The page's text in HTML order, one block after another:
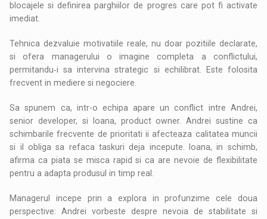
blocajele si definirea parghiilor de progres care pot fi activate
imediat.
Tehnica dezvaluie motivatiile reale, nu doar pozitiile declarate,
si ofera managerului o imagine completa a conflictului,
permitandu‑i sa intervina strategic si echilibrat. Este folosita
frecvent in mediere si negociere.
Sa spunem ca, intr-o echipa apare un conflict intre Andrei,
senior developer, si Ioana, product owner. Andrei sustine ca
schimbarile frecvente de prioritati ii afecteaza calitatea muncii
si il obliga sa refaca taskuri deja incepute. Ioana, in schimb,
afirma ca piata se misca rapid si ca are nevoie de flexibilitate
pentru a adapta produsul in timp real.
Managerul incepe prin a explora in profunzime cele doua
perspective: Andrei vorbeste despre nevoia de stabilitate si